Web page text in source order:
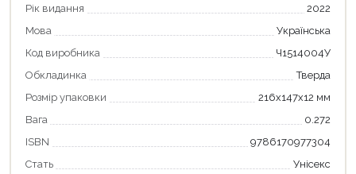
Рік видання
2022
Мова
Українська
Код виробника
Ч1514004У
Обкладинка
Тверда
Розмір упаковки
216х147х12 мм
Вага
0.272
ISBN
9786170977304
Стать
Унісекс
Оформити замовлення